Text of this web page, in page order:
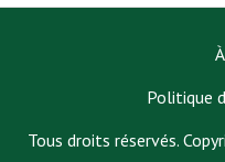
Tous droits réservés.
Politique